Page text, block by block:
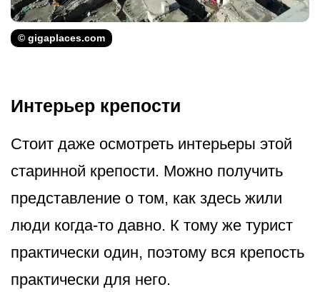
© gigaplaces.com
Интерьер крепости
Стоит даже осмотреть интерьеры этой
старинной крепости. Можно получить
представление о том, как здесь жили
люди когда-то давно. К тому же турист
практически один, поэтому вся крепость
практически для него.